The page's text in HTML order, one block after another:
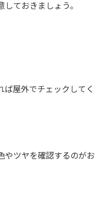
ておきましょう。
屋外でチェックしてく
やツヤを確認するのがお